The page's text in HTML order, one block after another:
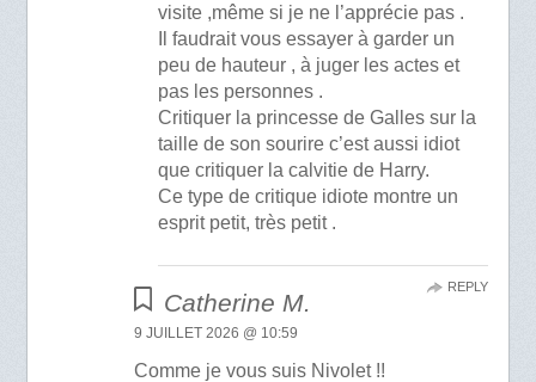
visite ,même si je ne l’apprécie pas .
Il faudrait vous essayer à garder un
peu de hauteur , à juger les actes et
pas les personnes .
Critiquer la princesse de Galles sur la
taille de son sourire c’est aussi idiot
que critiquer la calvitie de Harry.
Ce type de critique idiote montre un
esprit petit, très petit .
Catherine M.
9 JUILLET 2026 @ 10:59
Comme je vous suis Nivolet !!
REPLY